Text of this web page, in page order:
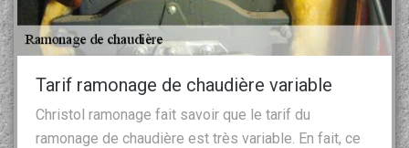
Tarif ramonage de chaudière variable
Christol ramonage fait savoir que le tarif du
ramonage de chaudière est très variable. En fait, ce